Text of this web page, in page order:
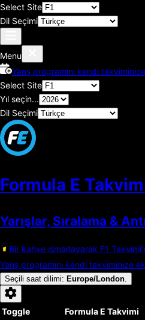
Select Site
Dil Seçimi
Menu
Yarış programını kendi
Select Site
Yıl seçin...
Dil Seçimi
Formula E
Yarışlar, Sıralama &
Bir kahve ısmarlayarak F1
Yarış programını kendi takviminize
Seçili saat dilimi: Europe/London
Toggle Formula E Takvimi